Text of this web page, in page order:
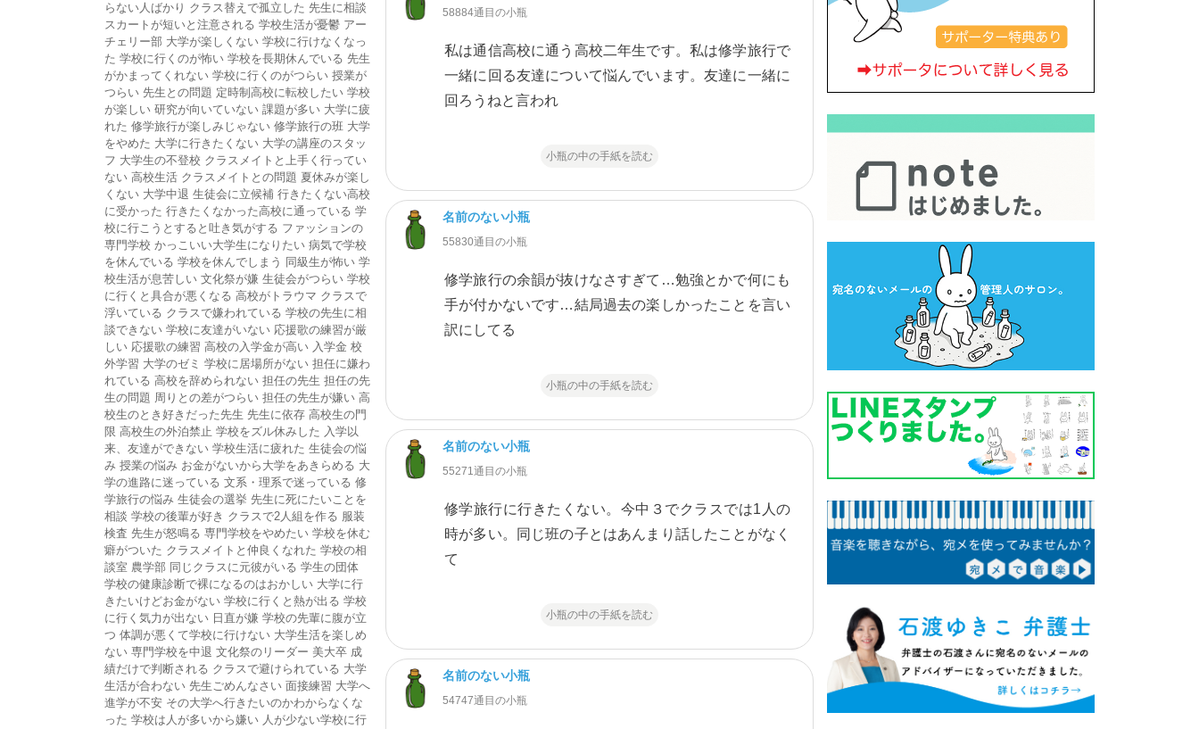
らない人ばかり クラス替えで孤立した 先生に相談
スカートが短いと注意される 学校生活が憂鬱 アー
チェリー部 大学が楽しくない 学校に行けなくなっ
た 学校に行くのが怖い 学校を長期休んでいる 先生
がかまってくれない 学校に行くのがつらい 授業が
つらい 先生との問題 定時制高校に転校したい 学校
が楽しい 研究が向いていない 課題が多い 大学に疲
れた 修学旅行が楽しみじゃない 修学旅行の班 大学
をやめた 大学に行きたくない 大学の講座のスタッ
フ 大学生の不登校 クラスメイトと上手く行ってい
ない 高校生活 クラスメイトとの問題 夏休みが楽し
くない 大学中退 生徒会に立候補 行きたくない高校
に受かった 行きたくなかった高校に通っている 学
校に行こうとすると吐き気がする ファッションの
専門学校 かっこいい大学生になりたい 病気で学校
を休んでいる 学校を休んでしまう 同級生が怖い 学
校生活が息苦しい 文化祭が嫌 生徒会がつらい 学校
に行くと具合が悪くなる 高校がトラウマ クラスで
浮いている クラスで嫌われている 学校の先生に相
談できない 学校に友達がいない 応援歌の練習が厳
しい 応援歌の練習 高校の入学金が高い 入学金 校
外学習 大学のゼミ 学校に居場所がない 担任に嫌わ
れている 高校を辞められない 担任の先生 担任の先
生の問題 周りとの差がつらい 担任の先生が嫌い 高
校生のとき好きだった先生 先生に依存 高校生の門
限 高校生の外泊禁止 学校をズル休みした 入学以
来、友達ができない 学校生活に疲れた 生徒会の悩
み 授業の悩み お金がないから大学をあきらめる 大
学の進路に迷っている 文系・理系で迷っている 修
学旅行の悩み 生徒会の選挙 先生に死にたいことを
相談 学校の後輩が好き クラスで2人組を作る 服装
検査 先生が怒鳴る 専門学校をやめたい 学校を休む
癖がついた クラスメイトと仲良くなれた 学校の相
談室 農学部 同じクラスに元彼がいる 学生の団体
学校の健康診断で裸になるのはおかしい 大学に行
きたいけどお金がない 学校に行くと熱が出る 学校
に行く気力が出ない 日直が嫌 学校の先輩に腹が立
つ 体調が悪くて学校に行けない 大学生活を楽しめ
ない 専門学校を中退 文化祭のリーダー 美大卒 成
績だけで判断される クラスで避けられている 大学
生活が合わない 先生ごめんなさい 面接練習 大学へ
進学が不安 その大学へ行きたいのかわからなくな
った 学校は人が多いから嫌い 人が少ない学校に行
58884通目の小瓶
私は通信高校に通う高校二年生です。私は修学旅行で
一緒に回る友達について悩んでいます。友達に一緒に
回ろうねと言われ
小瓶の中の手紙を読む
名前のない小瓶
55830通目の小瓶
修学旅行の余韻が抜けなさすぎて…勉強とかで何にも
手が付かないです…結局過去の楽しかったことを言い
訳にしてる
小瓶の中の手紙を読む
名前のない小瓶
55271通目の小瓶
修学旅行に行きたくない。今中３でクラスでは1人の
時が多い。同じ班の子とはあんまり話したことがなく
て
小瓶の中の手紙を読む
名前のない小瓶
54747通目の小瓶